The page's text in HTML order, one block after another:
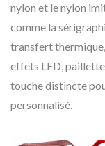
nylon et le nylon
comme la
transfert thermique,
effets LED,
touche distincte
personnalisé.